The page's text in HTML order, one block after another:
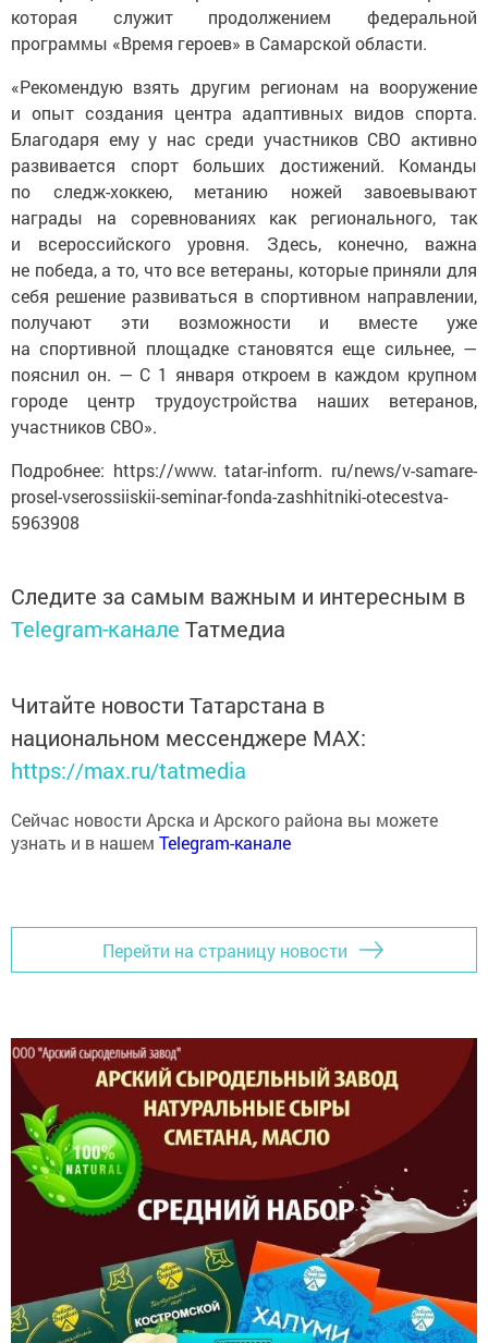
которая служит продолжением федеральной
программы «Время героев» в Самарской области.
«Рекомендую взять другим регионам на вооружение
и опыт создания центра адаптивных видов спорта.
Благодаря ему у нас среди участников СВО активно
развивается спорт больших достижений. Команды
по следж-хоккею, метанию ножей завоевывают
награды на соревнованиях как регионального, так
и всероссийского уровня. Здесь, конечно, важна
не победа, а то, что все ветераны, которые приняли для
себя решение развиваться в спортивном направлении,
получают эти возможности и вместе уже
на спортивной площадке становятся еще сильнее, —
пояснил он. — С 1 января откроем в каждом крупном
городе центр трудоустройства наших ветеранов,
участников СВО».
Подробнее: https://www. tatar-inform. ru/news/v-samare-
prosel-vserossiiskii-seminar-fonda-zashhitniki-otecestva-
5963908
Следите за самым важным и интересным в
Telegram-канале Татмедиа
Читайте новости Татарстана в
национальном мессенджере MАХ:
https://max.ru/tatmedia
Сейчас новости Арска и Арского района вы можете
узнать и в нашемTelegram-канале
Перейти на страницу новости